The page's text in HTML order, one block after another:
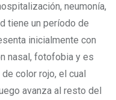
neumonía,
tiene un período de
inicialmente con
nasal, fotofobia y es
color rojo, el cual
avanza al resto del